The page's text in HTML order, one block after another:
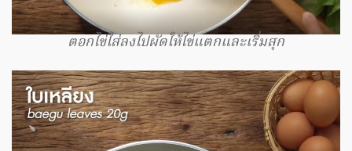
ตอกไข่ใส่ลงไปผัดให้ไข่แตกและเริ่มสุก